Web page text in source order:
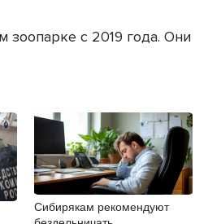
с 2019 года. Они
Сибирякам рекомендуют